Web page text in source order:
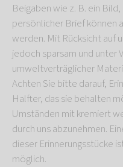
Beigaben wie z. B. ein
persönlicher Brief können
werden. Mit Rücksicht auf
jedoch sparsam und unter
umweltverträglicher
Achten Sie bitte darauf,
Halfter, das sie behalten
Umständen mit kremiert
durch uns abzunehmen.
dieser Erinnerungsstücke
möglich.